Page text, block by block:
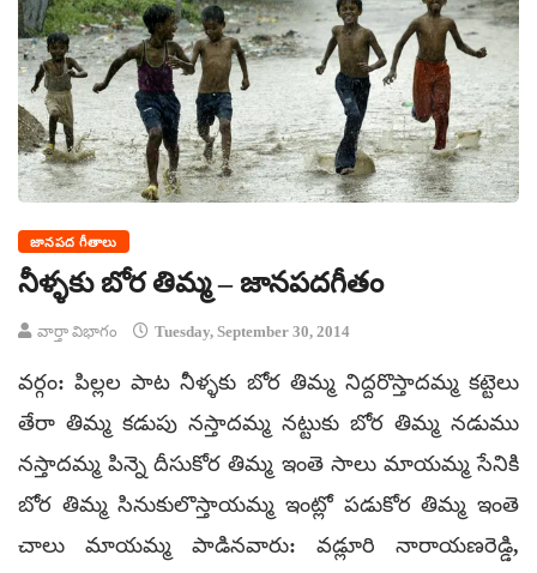
జానపద గీతాలు
నీళ్ళకు బోర తిమ్మ – జానపదగీతం
వార్తా విభాగం Tuesday, September 30, 2014
వర్గం: పిల్లల పాట నీళ్ళకు బోర తిమ్మ నిద్దరొస్తాదమ్మ కట్టెలు
తేరా తిమ్మ కడుపు నస్తాదమ్మ నట్టుకు బోర తిమ్మ నడుము
నస్తాదమ్మ పిన్నె దీసుకోర తిమ్మ ఇంతె సాలు మాయమ్మ సేనికి
బోర తిమ్మ సినుకులొస్తాయమ్మ ఇంట్లో పడుకోర తిమ్మ ఇంతె
చాలు మాయమ్మ పాడినవారు: వడ్లూరి నారాయణరెడ్డి,